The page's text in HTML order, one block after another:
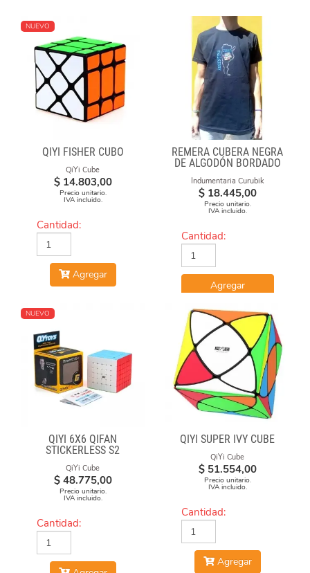
NUEVO
QIYI FISHER CUBO
QiYi Cube
$ 14.803,00
Precio unitario.
IVA incluido.
Cantidad:
Agregar
REMERA CUBERA NEGRA
DE ALGODÓN BORDADO
"ARGENTINA CUBEA"
Indumentaria Curubik
$ 18.445,00
Precio unitario.
IVA incluido.
Cantidad:
Agregar
NUEVO
QIYI 6X6 QIFAN
STICKERLESS S2
QiYi Cube
$ 48.775,00
Precio unitario.
IVA incluido.
Cantidad:
QIYI SUPER IVY CUBE
QiYi Cube
$ 51.554,00
Precio unitario.
IVA incluido.
Cantidad:
Agregar